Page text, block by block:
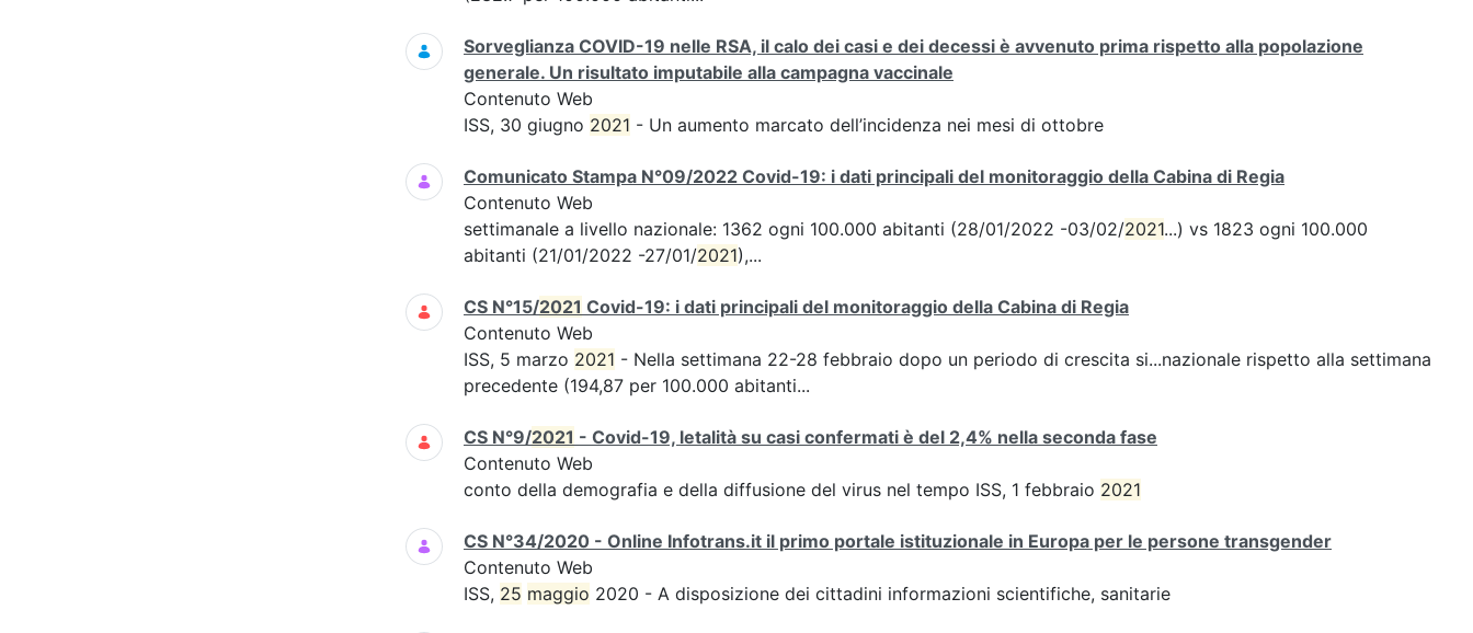
Sorveglianza COVID-19 nelle RSA, il calo dei casi e dei decessi è avvenuto prima rispetto alla popolazione
generale. Un risultato imputabile alla campagna vaccinale
Contenuto Web
ISS, 30 giugno 2021 - Un aumento marcato dell’incidenza nei mesi di ottobre
Comunicato Stampa N°09/2022 Covid-19: i dati principali del monitoraggio della Cabina di Regia
Contenuto Web
settimanale a livello nazionale: 1362 ogni 100.000 abitanti (28/01/2022 -03/02/2021...) vs 1823 ogni 100.000
abitanti (21/01/2022 -27/01/2021),...
CS N°15/2021 Covid-19: i dati principali del monitoraggio della Cabina di Regia
Contenuto Web
ISS, 5 marzo 2021 - Nella settimana 22-28 febbraio dopo un periodo di crescita si...nazionale rispetto alla settimana
precedente (194,87 per 100.000 abitanti...
CS N°9/2021 - Covid-19, letalità su casi confermati è del 2,4% nella seconda fase
Contenuto Web
conto della demografia e della diffusione del virus nel tempo ISS, 1 febbraio 2021
CS N°34/2020 - Online Infotrans.it il primo portale istituzionale in Europa per le persone transgender
Contenuto Web
ISS, 25 maggio 2020 - A disposizione dei cittadini informazioni scientifiche, sanitarie